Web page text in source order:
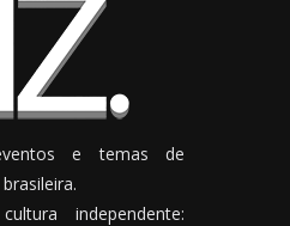
e temas de
independente: